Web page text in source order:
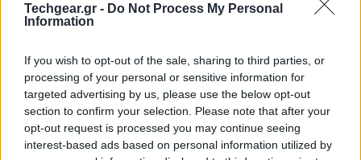
Techgear.gr - Do Not Process My Personal
Information
If you wish to opt-out of the sale, sharing to third parties, or
processing of your personal or sensitive information for
targeted advertising by us, please use the below opt-out
section to confirm your selection. Please note that after your
opt-out request is processed you may continue seeing
interest-based ads based on personal information utilized by
Αναρωτηθήκατε ποτέ πως θα μπορούσε να ακούγεται
υπερήχων και τη μετατροπή αριθμών σε ήχους και
μουσική, συγκέντρωσε δεδομένα από το SOHO (Solar
Heliospheric Observatory, διαστημικό σκάφος των
NASA-ESA σε τροχιά ανάμεσα στη Γη και τον Ήλιο)
και μετέτρεψε τις ηλιακές εκλάμψεις σε ανθρώπινη